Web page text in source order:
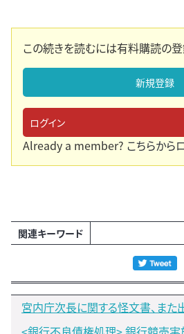
この続きを読むには有料購読の登
新規登録
ログイン
Already a member? こちらから
関連キーワード
宮内庁次長に関する怪文書、また